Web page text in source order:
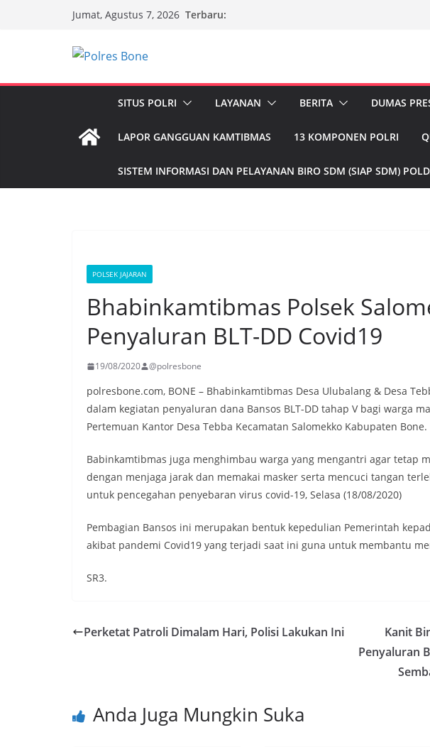
Jumat, Agustus 7, 2026 Terbaru:
SITUS POLRI LAYANAN BERITA DUMAS
LAPOR GANGGUAN KAMTIBMAS 13 KOMPONEN POLRI
SISTEM INFORMASI DAN PELAYANAN BIRO SDM (SIAP SDM)
POLSEK JAJARAN
Bhabinkamtibmas Polsek
Penyaluran BLT-DD Covid19
19/08/2020 @polresbone
polresbone.com, BONE – Bhabinkamtibmas Desa Ulubalang & Desa
dalam kegiatan penyaluran dana Bansos BLT-DD tahap V bagi warga
Pertemuan Kantor Desa Tebba Kecamatan Salomekko Kabupaten Bone.
Babinkamtibmas juga menghimbau warga yang mengantri agar tetap
dengan menjaga jarak dan memakai masker serta mencuci tangan
untuk pencegahan penyebaran virus covid-19, Selasa (18/08/2020)
Pembagian Bansos ini merupakan bentuk kepedulian Pemerintah
akibat pandemi Covid19 yang terjadi saat ini guna untuk membantu
SR3.
Perketat Patroli Dimalam Hari, Polisi Lakukan Ini
Kanit
Penyaluran
Anda Juga Mungkin Suka